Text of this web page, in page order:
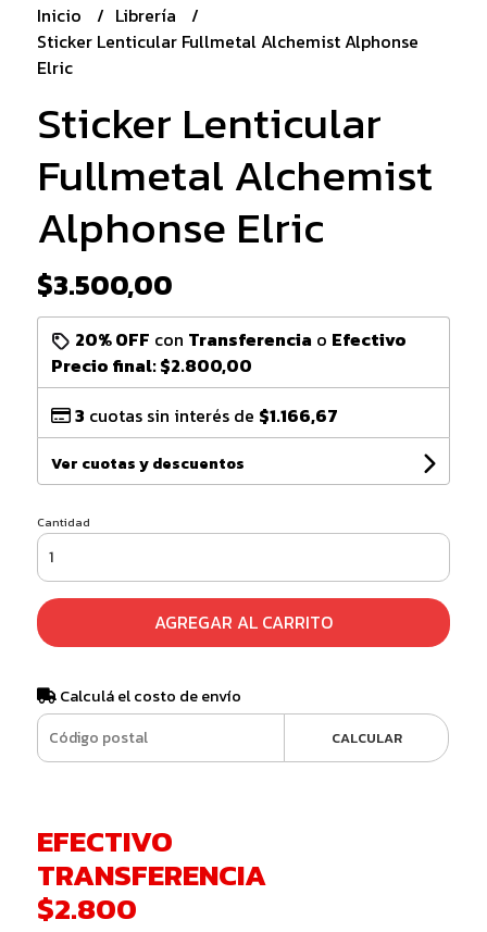
Inicio
Librería
Sticker Lenticular Fullmetal Alchemist Alphonse
Elric
Sticker Lenticular
Fullmetal Alchemist
Alphonse Elric
$3.500,00
20% OFF con Transferencia o Efectivo
Precio final:$2.800,00
3 cuotas sin interés de $1.166,67
Ver cuotas y descuentos
Cantidad
AGREGAR AL CARRITO
Calculá el costo de envío
CALCULAR
EFECTIVO
TRANSFERENCIA
$2.800